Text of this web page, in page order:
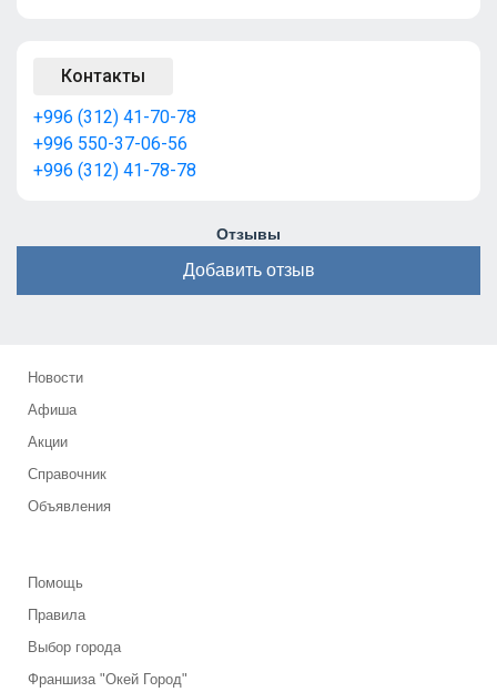
Контакты
+996 (312) 41-70-78
+996 550-37-06-56
+996 (312) 41-78-78
Отзывы
Добавить отзыв
Новости
Афиша
Акции
Справочник
Объявления
Помощь
Правила
Выбор города
Франшиза "Окей Город"